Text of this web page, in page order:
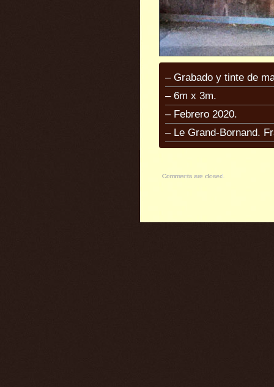
– Grabado y tinte de
– 6m x 3m.
– Febrero 2020.
– Le Grand-Bornand.
Comments are closed.